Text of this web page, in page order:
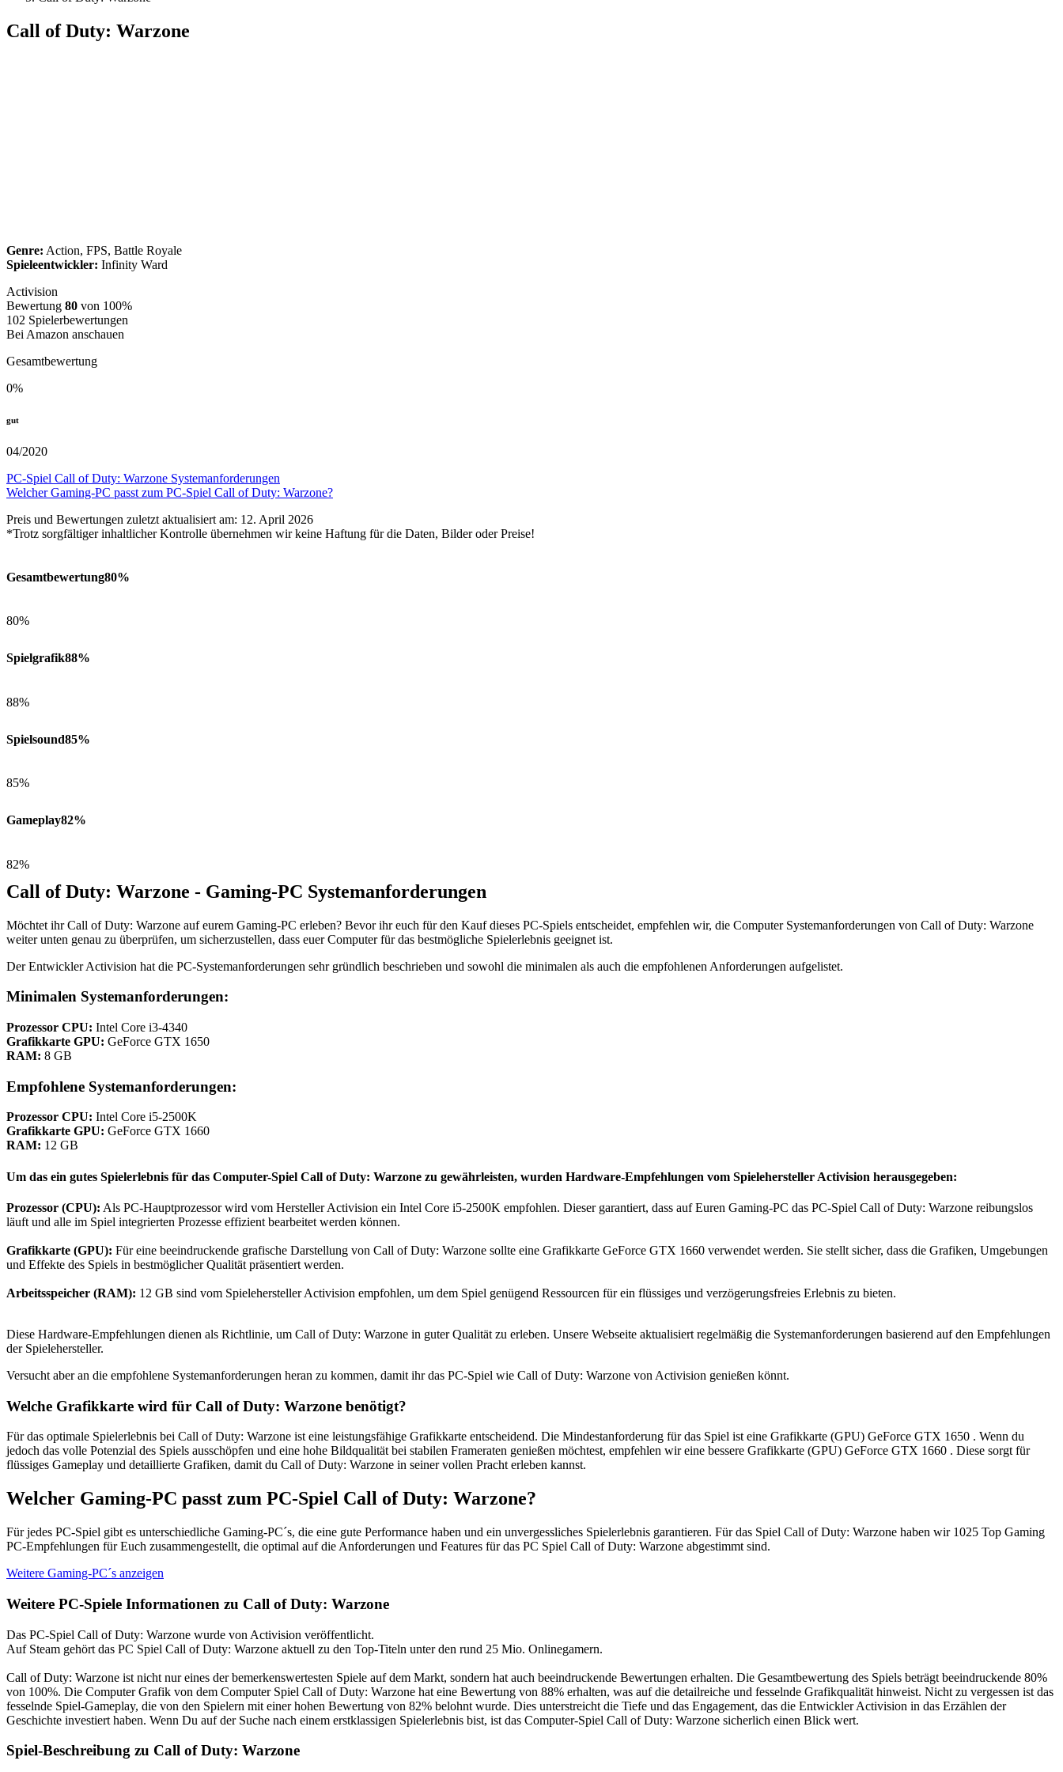
Call of Duty: Warzone
Genre: Action, FPS, Battle Royale
Spieleentwickler: Infinity Ward
Activision
Bewertung 80 von 100%
102 Spielerbewertungen
Bei Amazon anschauen
Gesamtbewertung
0%
gut
04/2020
PC-Spiel Call of Duty: Warzone Systemanforderungen
Welcher Gaming-PC passt zum PC-Spiel Call of Duty: Warzone?
Preis und Bewertungen zuletzt aktualisiert am: 12. April 2026
*Trotz sorgfältiger inhaltlicher Kontrolle übernehmen wir keine Haftung für die Daten, Bilder oder Preise!
Gesamtbewertung80%
80%
Spielgrafik88%
88%
Spielsound85%
85%
Gameplay82%
82%
Call of Duty: Warzone - Gaming-PC Systemanforderungen
Möchtet ihr Call of Duty: Warzone auf eurem Gaming-PC erleben? Bevor ihr euch für den Kauf dieses PC-Spiels entscheidet, empfehlen wir, die Computer Systemanforderungen von Call of Duty: Warzone
weiter unten genau zu überprüfen, um sicherzustellen, dass euer Computer für das bestmögliche Spielerlebnis geeignet ist.
Der Entwickler Activision hat die PC-Systemanforderungen sehr gründlich beschrieben und sowohl die minimalen als auch die empfohlenen Anforderungen aufgelistet.
Minimalen Systemanforderungen:
Prozessor CPU: Intel Core i3-4340
Grafikkarte GPU: GeForce GTX 1650
RAM: 8 GB
Empfohlene Systemanforderungen:
Prozessor CPU: Intel Core i5-2500K
Grafikkarte GPU: GeForce GTX 1660
RAM: 12 GB
Um das ein gutes Spielerlebnis für das Computer-Spiel Call of Duty: Warzone zu gewährleisten, wurden Hardware-Empfehlungen vom Spielehersteller Activision herausgegeben:
Prozessor (CPU): Als PC-Hauptprozessor wird vom Hersteller Activision ein Intel Core i5-2500K empfohlen. Dieser garantiert, dass auf Euren Gaming-PC das PC-Spiel Call of Duty: Warzone reibungslos
läuft und alle im Spiel integrierten Prozesse effizient bearbeitet werden können.
Grafikkarte (GPU): Für eine beeindruckende grafische Darstellung von Call of Duty: Warzone sollte eine Grafikkarte GeForce GTX 1660 verwendet werden. Sie stellt sicher, dass die Grafiken, Umgebungen
und Effekte des Spiels in bestmöglicher Qualität präsentiert werden.
Arbeitsspeicher (RAM): 12 GB sind vom Spielehersteller Activision empfohlen, um dem Spiel genügend Ressourcen für ein flüssiges und verzögerungsfreies Erlebnis zu bieten.
Diese Hardware-Empfehlungen dienen als Richtlinie, um Call of Duty: Warzone in guter Qualität zu erleben. Unsere Webseite aktualisiert regelmäßig die Systemanforderungen basierend auf den Empfehlungen
der Spielehersteller.
Versucht aber an die empfohlene Systemanforderungen heran zu kommen, damit ihr das PC-Spiel wie Call of Duty: Warzone von Activision genießen könnt.
Welche Grafikkarte wird für Call of Duty: Warzone benötigt?
Für das optimale Spielerlebnis bei Call of Duty: Warzone ist eine leistungsfähige Grafikkarte entscheidend. Die Mindestanforderung für das Spiel ist eine Grafikkarte (GPU) GeForce GTX 1650 . Wenn du
jedoch das volle Potenzial des Spiels ausschöpfen und eine hohe Bildqualität bei stabilen Frameraten genießen möchtest, empfehlen wir eine bessere Grafikkarte (GPU) GeForce GTX 1660 . Diese sorgt für
flüssiges Gameplay und detaillierte Grafiken, damit du Call of Duty: Warzone in seiner vollen Pracht erleben kannst.
Welcher Gaming-PC passt zum PC-Spiel Call of Duty: Warzone?
Für jedes PC-Spiel gibt es unterschiedliche Gaming-PC´s, die eine gute Performance haben und ein unvergessliches Spielerlebnis garantieren. Für das Spiel Call of Duty: Warzone haben wir 1025 Top Gaming
PC-Empfehlungen für Euch zusammengestellt, die optimal auf die Anforderungen und Features für das PC Spiel Call of Duty: Warzone abgestimmt sind.
Weitere Gaming-PC´s anzeigen
Weitere PC-Spiele Informationen zu Call of Duty: Warzone
Das PC-Spiel Call of Duty: Warzone wurde von Activision veröffentlicht.
Auf Steam gehört das PC Spiel Call of Duty: Warzone aktuell zu den Top-Titeln unter den rund 25 Mio. Onlinegamern.
Call of Duty: Warzone ist nicht nur eines der bemerkenswertesten Spiele auf dem Markt, sondern hat auch beeindruckende Bewertungen erhalten. Die Gesamtbewertung des Spiels beträgt beeindruckende 80%
von 100%. Die Computer Grafik von dem Computer Spiel Call of Duty: Warzone hat eine Bewertung von 88% erhalten, was auf die detailreiche und fesselnde Grafikqualität hinweist. Nicht zu vergessen ist das
fesselnde Spiel-Gameplay, die von den Spielern mit einer hohen Bewertung von 82% belohnt wurde. Dies unterstreicht die Tiefe und das Engagement, das die Entwickler Activision in das Erzählen der
Geschichte investiert haben. Wenn Du auf der Suche nach einem erstklassigen Spielerlebnis bist, ist das Computer-Spiel Call of Duty: Warzone sicherlich einen Blick wert.
Spiel-Beschreibung zu Call of Duty: Warzone